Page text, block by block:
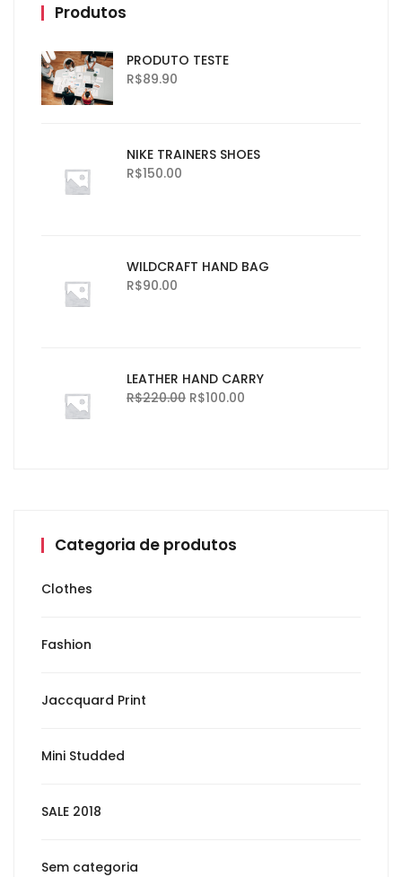
Produtos
PRODUTO TESTE
R$89.90
NIKE TRAINERS SHOES
R$150.00
WILDCRAFT HAND BAG
R$90.00
LEATHER HAND CARRY
R$220.00 R$100.00
Categoria de produtos
Clothes
Fashion
Jaccquard Print
Mini Studded
SALE 2018
Sem categoria